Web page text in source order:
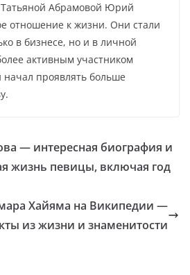
Татьяной Абрамовой Юрий
отношение к жизни. Они стали
в бизнесе, но и в личной
активным участником
начал проявлять больше
— интересная биография и
жизнь певицы, включая год
Хайяма на Википедии —
из жизни и знаменитости